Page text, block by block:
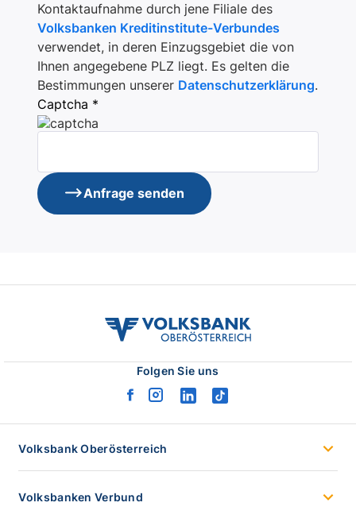
Kontaktaufnahme durch jene Filiale des
Volksbanken Kreditinstitute-Verbundes
verwendet, in deren Einzugsgebiet die von
Ihnen angegebene PLZ liegt. Es gelten die
Bestimmungen unserer Datenschutzerklärung.
Captcha *
Anfrage senden
volksbank
ooe
Folgen Sie uns
facebook
instagram
linkedintiktok
Volksbank Oberösterreich
Volksbanken Verbund